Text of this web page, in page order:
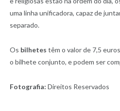
uma linha unificadora, capaz de
separado.
Os bilhetes têm o valor de 7,5
o bilhete conjunto, e podem ser
Fotografia: Direitos Reservados